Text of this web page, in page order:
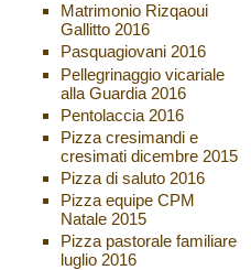
Matrimonio Rizqaoui
Gallitto 2016
Pasquagiovani 2016
Pellegrinaggio vicariale
alla Guardia 2016
Pentolaccia 2016
Pizza cresimandi e
cresimati dicembre 2015
Pizza di saluto 2016
Pizza equipe CPM
Natale 2015
Pizza pastorale familiare
luglio 2016